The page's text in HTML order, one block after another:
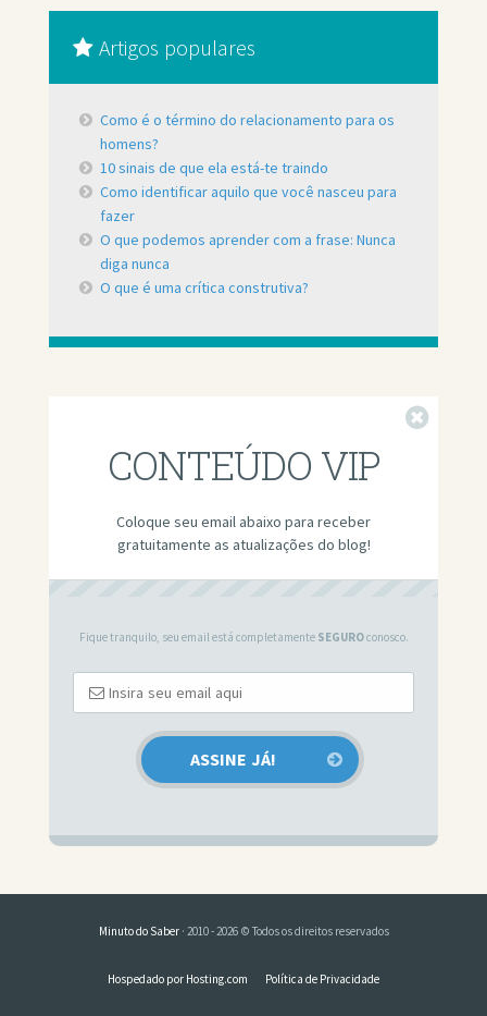
Artigos populares
Como é o término do relacionamento para os
homens?
10 sinais de que ela está-te traindo
Como identificar aquilo que você nasceu para
fazer
O que podemos aprender com a frase: Nunca
diga nunca
O que é uma crítica construtiva?
CONTEÚDO VIP
Coloque seu email abaixo para receber
gratuitamente as atualizações do blog!
Fique tranquilo, seu email está completamente SEGUROconosco.
Minuto do Saber· 2010 - 2026 © Todos os direitos reservados
Hospedado por Hosting.com Política de Privacidade